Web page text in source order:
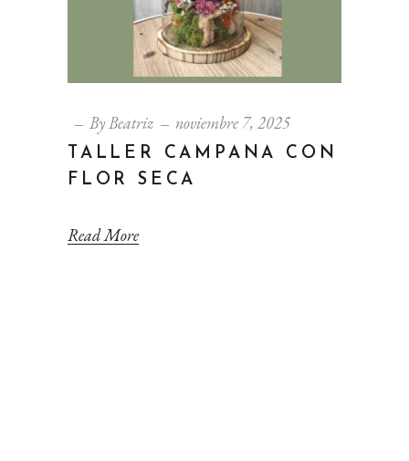
ByBeatriz noviembre 7, 2025
TALLER CAMPANA CON
FLOR SECA
Read More